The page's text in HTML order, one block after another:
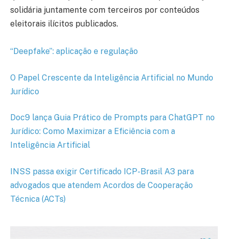
solidária juntamente com terceiros por conteúdos
eleitorais ilícitos publicados.
“Deepfake”: aplicação e regulação
O Papel Crescente da Inteligência Artificial no Mundo
Jurídico
Doc9 lança Guia Prático de Prompts para ChatGPT no
Jurídico: Como Maximizar a Eficiência com a
Inteligência Artificial
INSS passa exigir Certificado ICP-Brasil A3 para
advogados que atendem Acordos de Cooperação
Técnica (ACTs)